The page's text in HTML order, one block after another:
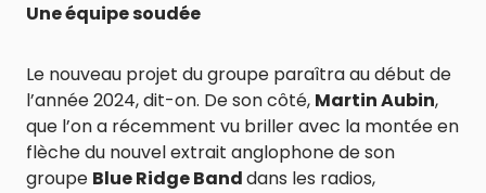
Une équipe soudée
Le nouveau projet du groupe paraîtra au début de
l’année 2024, dit-on. De son côté, Martin Aubin,
que l’on a récemment vu briller avec la montée en
flèche du nouvel extrait anglophone de son
groupe Blue Ridge Banddans les radios,